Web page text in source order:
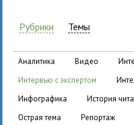
Рубрики Темы
аналитика видео
интервью с экспертом
инфографика
история
острая тема
репортаж